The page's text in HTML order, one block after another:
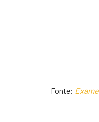
Fonte: Exame